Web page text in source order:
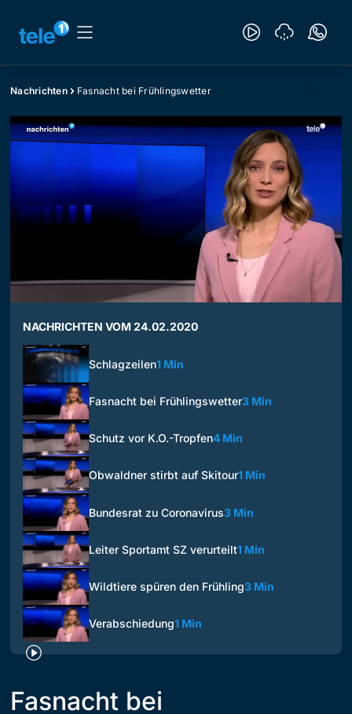
Nachrichten Fasnacht bei Frühlingswetter
NACHRICHTEN VOM 24.02.2020
Schlagzeilen1 Min
Fasnacht bei Frühlingswetter3 Min
Schutz vor K.O.-Tropfen4 Min
Obwaldner stirbt auf Skitour1 Min
Bundesrat zu Coronavirus3 Min
Leiter Sportamt SZ verurteilt1 Min
Wildtiere spüren den Frühling3 Min
Verabschiedung1 Min
Fasnacht bei